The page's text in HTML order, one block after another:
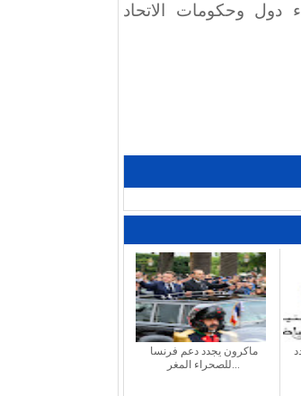
دول وحكومات الاتحاد
ماكرون يجدد دعم فرنسا
للصحراء المغر...